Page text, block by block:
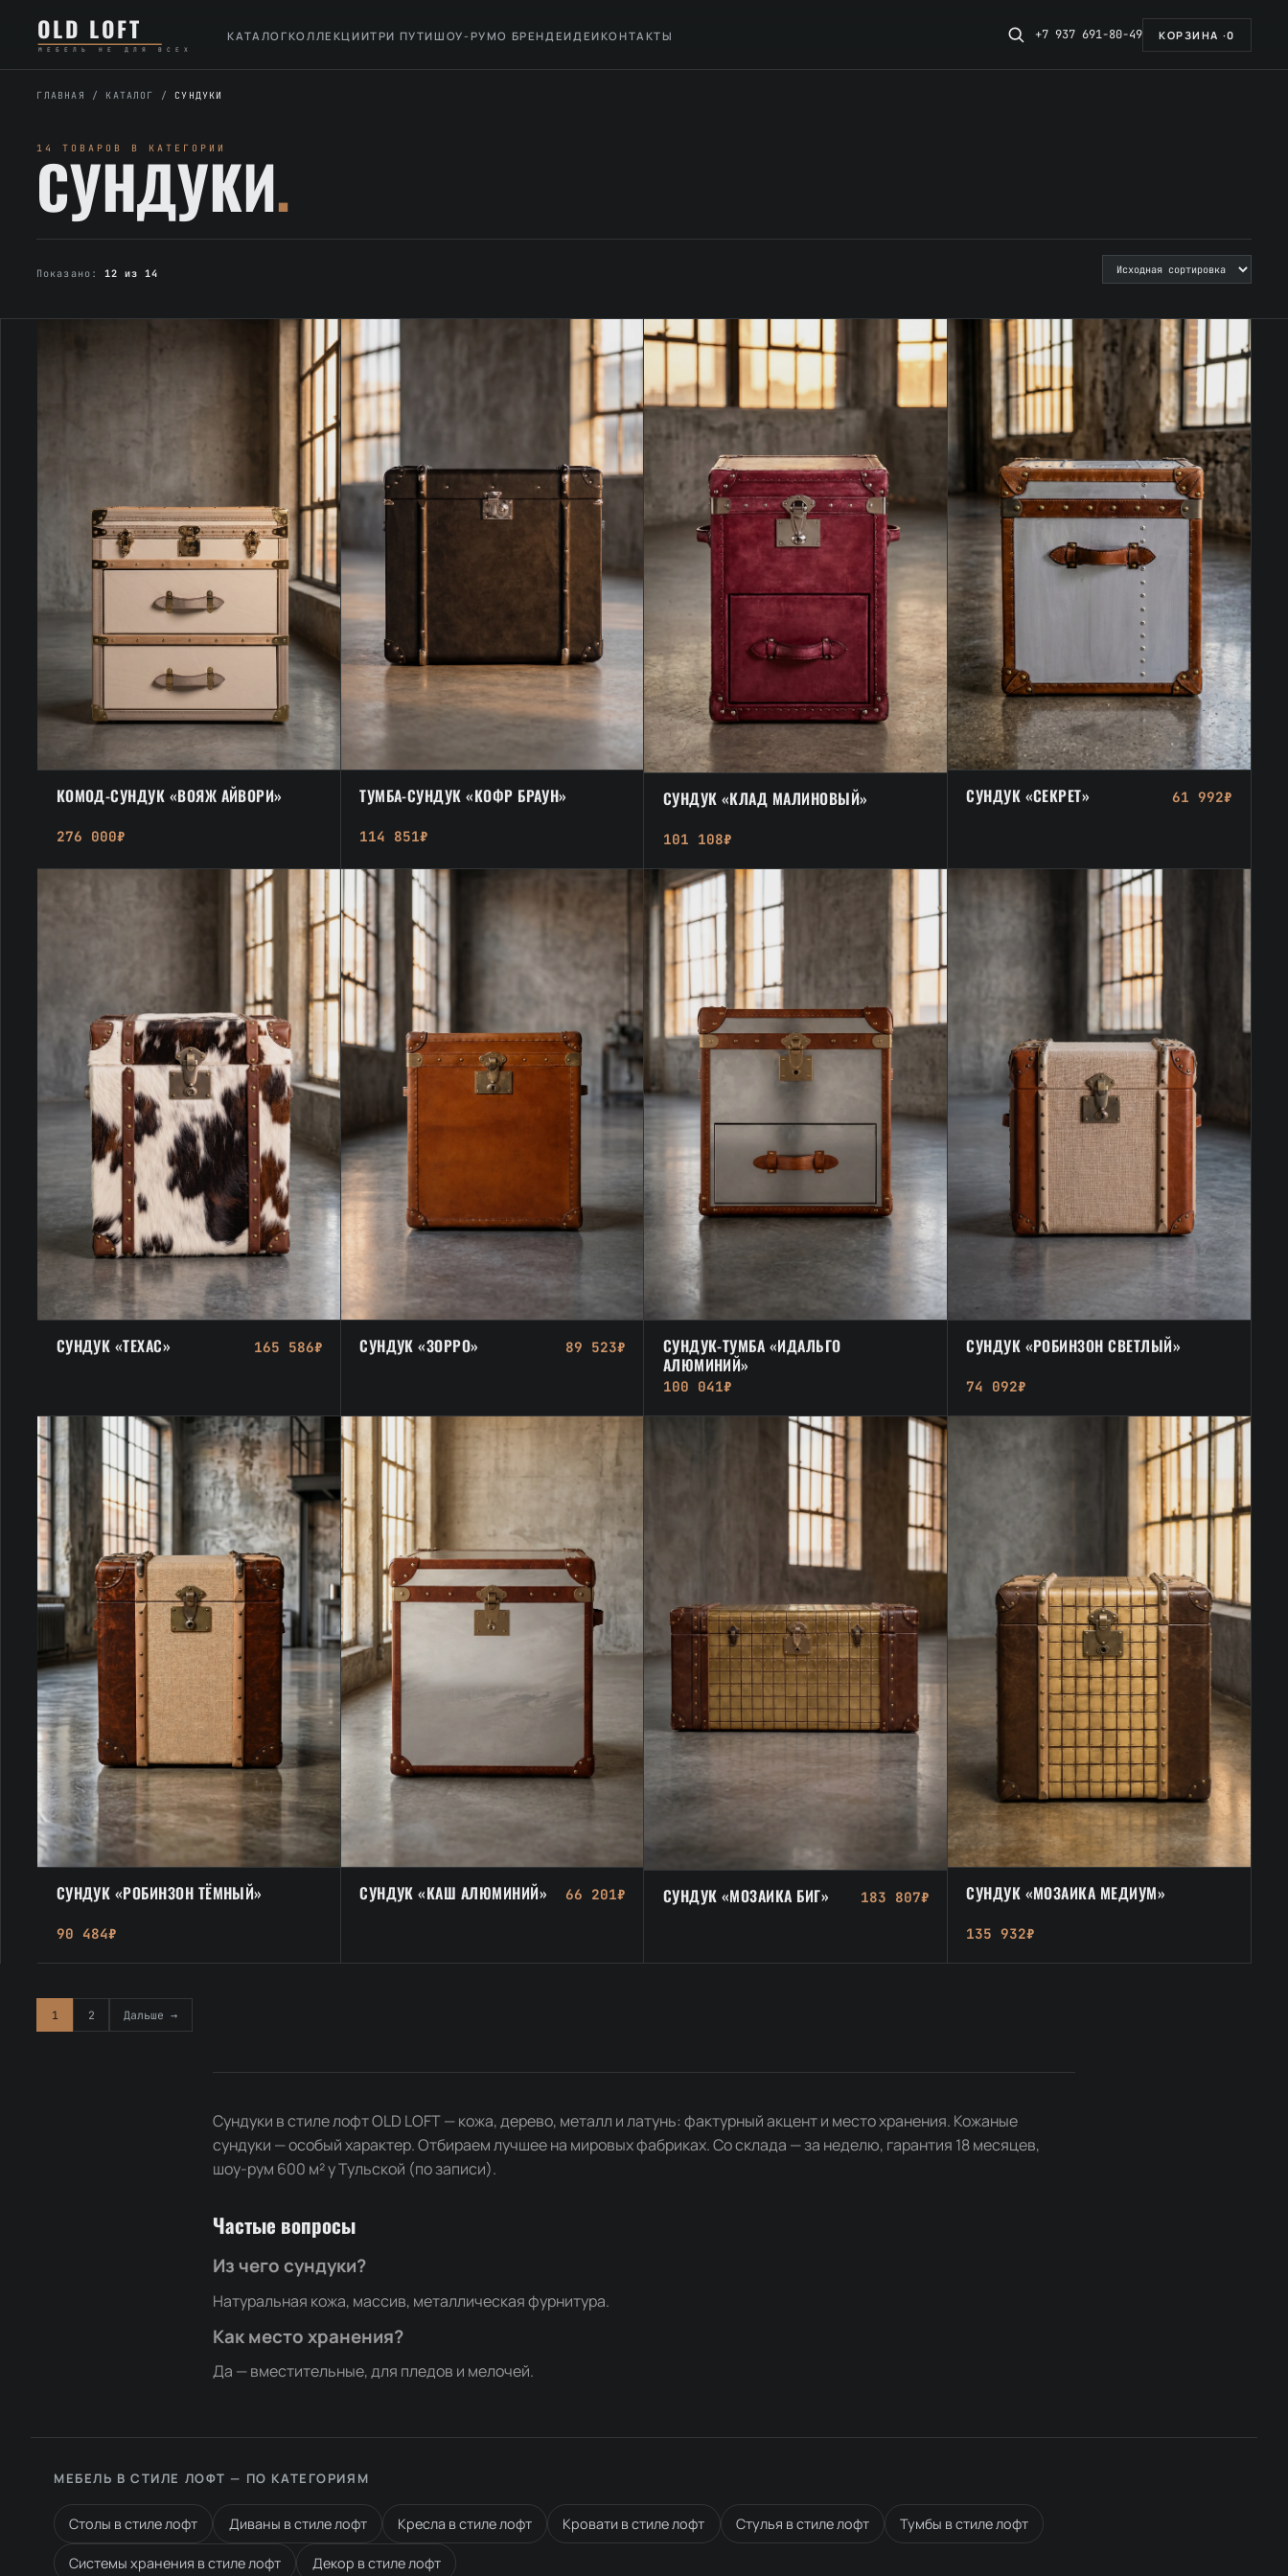
содержимому
содержимому
OLD LOFT
МЕБЕЛЬ НЕ ДЛЯ ВСЕХ
КАТАЛОГКОЛЛЕКЦИИТРИ ПУТИШОУ-РУМО БРЕНДЕИДЕИКОНТАКТЫ +7 937 691-80-49 КОРЗИНА ·0
ГЛАВНАЯ / КАТАЛОГ /СУНДУКИ
14 ТОВАРОВ В КАТЕГОРИИ
СУНДУКИ.
Показано: 12 из 14
КОМОД-СУНДУК «ВОЯЖ АЙВОРИ»
276 000₽
ТУМБА-СУНДУК «КОФР БРАУН»
114 851₽
СУНДУК «КЛАД МАЛИНОВЫЙ»
101 108₽
СУНДУК «СЕКРЕТ» 61 992₽
СУНДУК «ТЕХАС» 165 586₽ СУНДУК «ЗОРРО» 89 523₽
СУНДУК-ТУМБА «ИДАЛЬГО
АЛЮМИНИЙ»
100 041₽
СУНДУК «РОБИНЗОН СВЕТЛЫЙ»
74 092₽
СУНДУК «РОБИНЗОН ТЁМНЫЙ»
90 484₽
СУНДУК «КАШ АЛЮМИНИЙ» 66 201₽ СУНДУК «МОЗАИКА БИГ» 183 807₽ СУНДУК «МОЗАИКА МЕДИУМ»
135 932₽
1 2 Дальше →
Сундуки в стиле лофт OLD LOFT — кожа, дерево, металл и латунь: фактурный акцент и место хранения. Кожаные
сундуки — особый характер. Отбираем лучшее на мировых фабриках. Со склада — за неделю, гарантия 18 месяцев,
шоу-рум 600 м² у Тульской (по записи).
Частые вопросы
Из чего сундуки?
Натуральная кожа, массив, металлическая фурнитура.
Как место хранения?
Да — вместительные, для пледов и мелочей.
МЕБЕЛЬ В СТИЛЕ ЛОФТ — ПО КАТЕГОРИЯМ
Столы в стиле лофт Диваны в стиле лофт Кресла в стиле лофт Кровати в стиле лофт Стулья в стиле лофт Тумбы в стиле лофт
Системы хранения в стиле лофт Декор в стиле лофт